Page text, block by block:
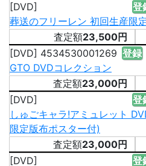
[DVD]
登
葬送のフリーレン 初回生産限
23,500円
[DVD] 4534530001269 登録
GTO DVDコレクション
23,000円
[DVD]
登
しゅごキャラ!アミュレット
限定版布ポスター付)
23,000円
[DVD]
登